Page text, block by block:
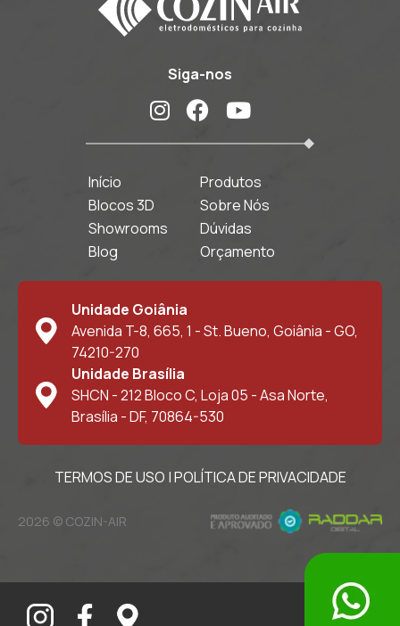
Siga-nos
Início
Produtos
Blocos 3D
Sobre Nós
Showrooms
Dúvidas
Blog
Orçamento
Unidade Goiânia
Avenida T-8, 665, 1 - St. Bueno, Goiânia - GO,
74210-270
Unidade Brasília
SHCN - 212 Bloco C, Loja 05 - Asa Norte,
Brasília - DF, 70864-530
TERMOS DE USO |POLÍTICA DE PRIVACIDADE
2026 © COZIN-AIR